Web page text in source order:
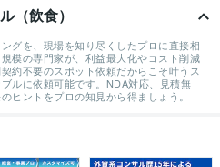
（飲食）
グを、現場を知り尽くしたプロに直接相
模の専門家が、利益最大化やコスト削減
約不要のスポット依頼だからこそ叶うス
ルに依頼可能です。NDA対応、見積無
ヒントをプロの知見から得ましょう。